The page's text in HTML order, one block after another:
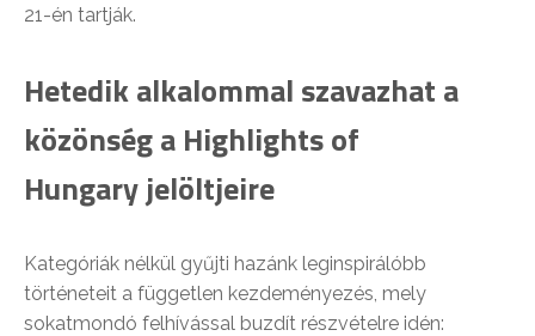
21-én tartják.
Hetedik alkalommal szavazhat a
közönség a Highlights of
Hungary jelöltjeire
Kategóriák nélkül gyűjti hazánk leginspirálóbb
történeteit a független kezdeményezés, mely
sokatmondó felhívással buzdít részvételre idén: